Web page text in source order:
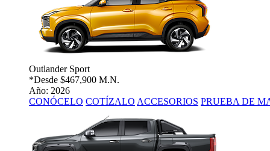
Outlander Sport
*Desde $467,900 M.N.
Año: 2026
CONÓCELO COTÍZALO ACCESORIOS PRUEBA DE